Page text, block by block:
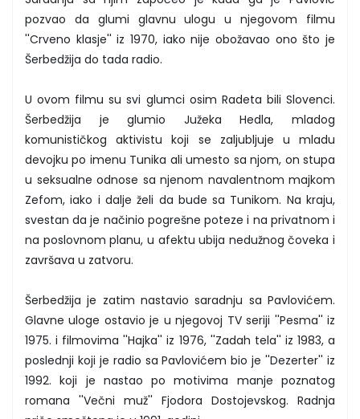
pozvao da glumi glavnu ulogu u njegovom filmu
''Crveno klasje'' iz 1970, iako nije obožavao ono što je
Šerbedžija do tada radio.
U ovom filmu su svi glumci osim Radeta bili Slovenci.
Šerbedžija je glumio Južeka Hedla, mladog
komunističkog aktivistu koji se zaljubljuje u mladu
devojku po imenu Tunika ali umesto sa njom, on stupa
u seksualne odnose sa njenom navalentnom majkom
Zefom, iako i dalje želi da bude sa Tunikom. Na kraju,
svestan da je načinio pogrešne poteze i na privatnom i
na poslovnom planu, u afektu ubija nedužnog čoveka i
završava u zatvoru.
Šerbedžija je zatim nastavio saradnju sa Pavlovićem.
Glavne uloge ostavio je u njegovoj TV seriji ''Pesma'' iz
1975. i filmovima ''Hajka'' iz 1976, ''Zadah tela'' iz 1983, a
poslednji koji je radio sa Pavlovićem bio je ''Dezerter'' iz
1992. koji je nastao po motivima manje poznatog
romana ''Večni muž'' Fjodora Dostojevskog. Radnja